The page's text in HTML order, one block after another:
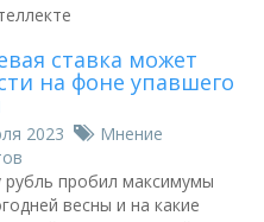
ставка может
на фоне упавшего
2023
Мнение
пробил максимумы
весны и на какие